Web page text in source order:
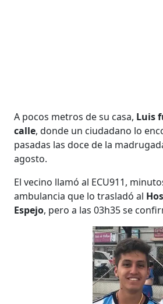
A pocos metros de su casa, Luis
calle, donde un ciudadano lo
pasadas las doce de la
agosto.
El vecino llamó al ECU911,
ambulancia que lo trasladó al
Espejo, pero a las 03h35 se